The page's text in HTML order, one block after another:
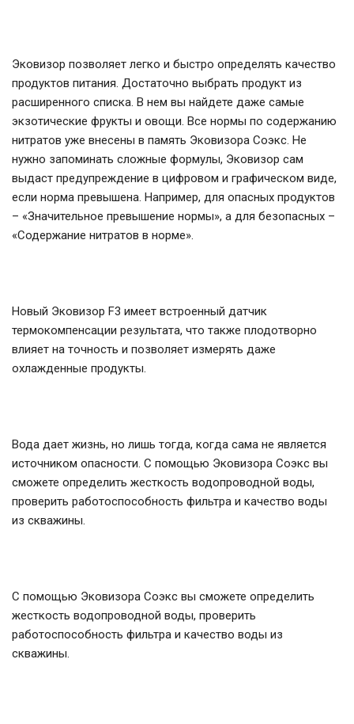
Эковизор позволяет легко и быстро определять качество
продуктов питания. Достаточно выбрать продукт из
расширенного списка. В нем вы найдете даже самые
экзотические фрукты и овощи. Все нормы по содержанию
нитратов уже внесены в память Эковизора Соэкс. Не
нужно запоминать сложные формулы, Эковизор сам
выдаст предупреждение в цифровом и графическом виде,
если норма превышена. Например, для опасных продуктов
– «Значительное превышение нормы», а для безопасных –
«Содержание нитратов в норме».
Новый Эковизор F3 имеет встроенный датчик
термокомпенсации результата, что также плодотворно
влияет на точность и позволяет измерять даже
охлажденные продукты.
Вода дает жизнь, но лишь тогда, когда сама не является
источником опасности. С помощью Эковизора Соэкс вы
сможете определить жесткость водопроводной воды,
проверить работоспособность фильтра и качество воды
из скважины.
С помощью Эковизора Соэкс вы сможете определить
жесткость водопроводной воды, проверить
работоспособность фильтра и качество воды из
скважины.